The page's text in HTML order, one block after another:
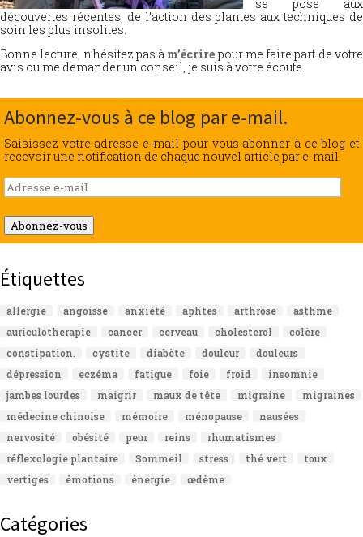
se pose aux
découvertes récentes, de l’action des plantes aux techniques de
soin les plus insolites.
Bonne lecture, n’hésitez pas à m’écrire pour me faire part de votre
avis ou me demander un conseil, je suis à votre écoute.
Abonnez-vous à ce blog par e-mail.
Saisissez votre adresse e-mail pour vous abonner à ce blog et
recevoir une notification de chaque nouvel article par e-mail.
Adresse
e-
mail
Abonnez-vous
Étiquettes
allergie angoisse anxiété aphtes arthrose
asthme
auriculotherapie
cancer cerveau cholesterol
colère
constipation.
cystite diabète douleur
douleurs
dépression
eczéma fatigue foie froid
insomnie
jambes lourdes
maigrir maux de tête migraine
migraines
médecine chinoise
mémoire ménopause
nausées
nervosité
obésité peur reins
rhumatismes
réflexologie plantaire
Sommeil stress thé vert
toux
vertiges
émotions énergie œdème
Catégories